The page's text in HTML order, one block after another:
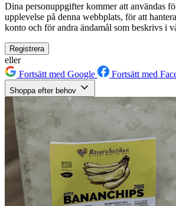
Dina personuppgifter kommer att användas
upplevelse på denna webbplats, för att
konto och för andra ändamål som beskrivs i
Registrera
eller
Fortsätt med Google
Fortsätt med
Shoppa efter behov